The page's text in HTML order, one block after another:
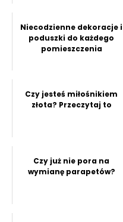
Niecodzienne dekoracje i
poduszki do każdego
pomieszczenia
Czy jesteś miłośnikiem
złota? Przeczytaj to
Czy już nie pora na
wymianę parapetów?